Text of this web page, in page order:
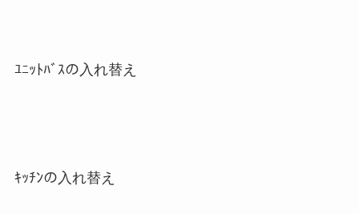
ﾕﾆｯﾄﾊﾞｽの入れ替え
ｷｯﾁﾝの入れ替え